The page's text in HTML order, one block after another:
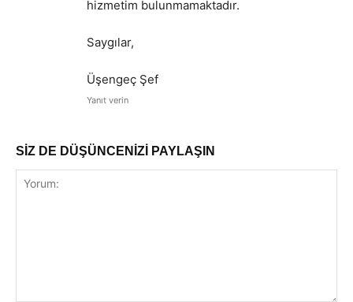
hizmetim bulunmamaktadır.
Saygılar,
Üşengeç Şef
Yanıt verin
SİZ DE DÜŞÜNCENİZİ PAYLAŞIN